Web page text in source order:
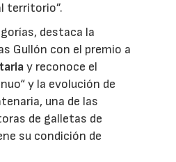
territorio”.
destaca la
Gullón con el premio a
y reconoce el
y la evolución de
una de las
de galletas de
su condición de